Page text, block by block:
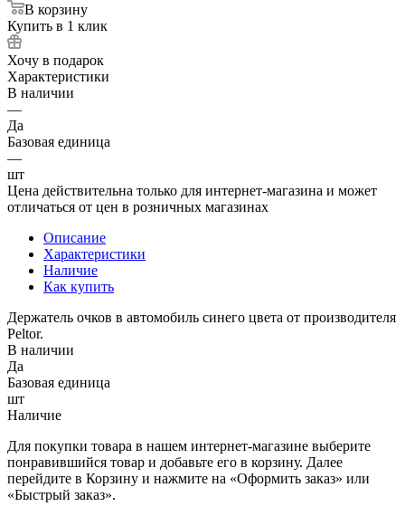
В корзину
Купить в 1 клик
Хочу в подарок
Характеристики
В наличии
—
Да
Базовая единица
—
шт
Цена действительна только для интернет-магазина и может
отличаться от цен в розничных магазинах
Описание
Характеристики
Наличие
Как купить
Держатель очков в автомобиль синего цвета от производителя
Peltor.
В наличии
Да
Базовая единица
шт
Наличие
Для покупки товара в нашем интернет-магазине выберите
понравившийся товар и добавьте его в корзину. Далее
перейдите в Корзину и нажмите на «Оформить заказ» или
«Быстрый заказ».